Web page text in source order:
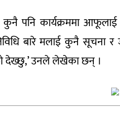
कुनै पनि कार्यक्रममा
बारे मलाई कुनै
देख्छु,’ उनले लेखेका छन् ।